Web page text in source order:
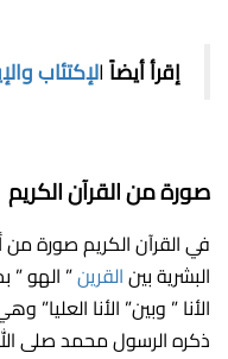
إقرأ أيضاًالإكتئاب
صورة من القرآن الكريم
في القرآن الكريم صورة
البشرية بينالقرين” الهو
الأنا ” وبين” الأنا
ذكره الرسول محمد صلى